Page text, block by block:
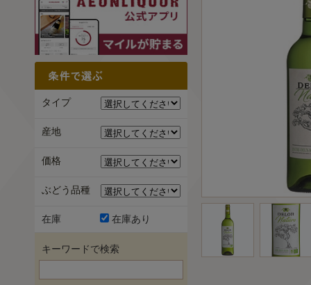
タイプ
産地
価格
ぶどう品種
在庫 在庫あり
キーワードで検索